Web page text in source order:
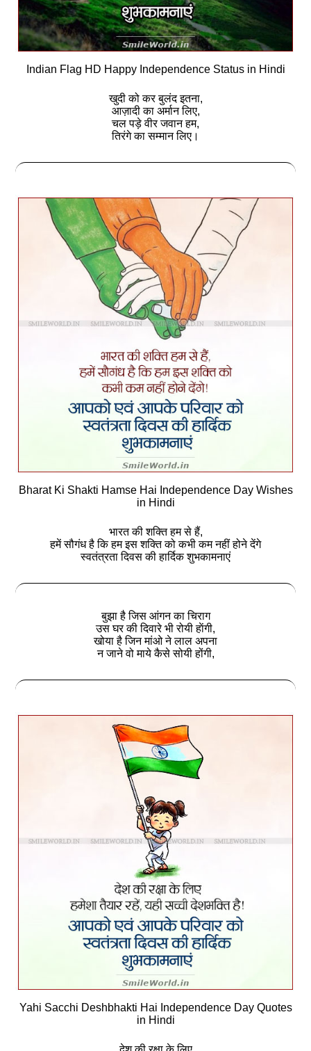
Indian Flag HD Happy Independence Status in Hindi
खुदी को कर बुलंद इतना,
आज़ादी का अर्मान लिए,
चल पड़े वीर जवान हम,
तिरंगे का सम्मान लिए।
Bharat Ki Shakti Hamse Hai Independence Day Wishes
in Hindi
भारत की शक्ति हम से हैं,
हमें सौगंध है कि हम इस शक्ति को कभी कम नहीं होने देंगे
स्वतंत्रता दिवस की हार्दिक शुभकामनाएं
बुझा है जिस आंगन का चिराग
उस घर की दिवारे भी रोयी हाेंगी,
खोया है जिन मांओ ने लाल अपना
न जाने वो माये कैसे सोयी होंगी,
Yahi Sacchi Deshbhakti Hai Independence Day Quotes
in Hindi